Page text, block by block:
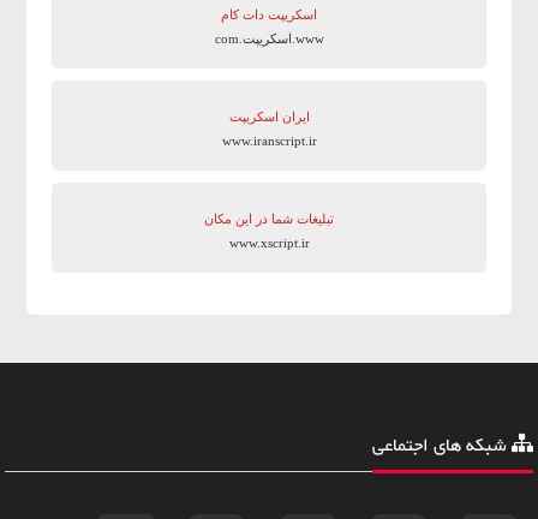
اسکریپت دات کام
www.اسکریپت.com
ایران اسکریپت
www.iranscript.ir
تبلیغات شما در این مکان
www.xscript.ir
شبکه های اجتماعی